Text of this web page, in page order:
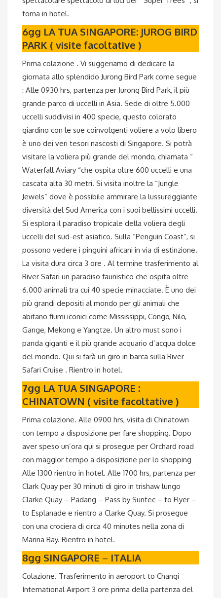
torna in hotel.
6gg LA TUA SINGAPORE: JUROG BIRD
PARK ( visite facoltative )
Prima colazione . Vi suggeriamo di dedicare la
giornata allo splendido Jurong Bird Park come segue
: Alle 0930 hrs, partenza per Jurong Bird Park, il più
grande parco di uccelli in Asia. Sede di oltre 5.000
uccelli suddivisi in 400 specie, questo colorato
giardino con le sue coinvolgenti voliere a volo libero
è uno dei veri tesori nascosti di Singapore. Si potrà
visitare la voliera più grande del mondo, chiamata “
Waterfall Aviary “che ospita oltre 600 uccelli e una
cascata alta 30 metri. Si visita inoltre la “Jungle
Jewels” dove è possibile ammirare la lussureggiante
diversità del Sud America con i suoi bellissimi uccelli.
Si esplora il paradiso tropicale della voliera degli
uccelli del sud-est asiatico. Sulla “Penguin Coast”, si
possono vedere i pinguini africani in via di estinzione.
La visita dura circa 3 ore . Al termine trasferimento al
River Safari un paradiso faunistico che ospita oltre
6.000 animali tra cui 40 specie minacciate. È uno dei
più grandi depositi al mondo per gli animali che
abitano fiumi iconici come Mississippi, Congo, Nilo,
Gange, Mekong e Yangtze. Un altro must sono i
panda giganti e il più grande acquario d’acqua dolce
del mondo. Qui si farà un giro in barca sulla River
Safari Cruise . Rientro in hotel.
7gg LA TUA SINGAPORE :
CHINATOWN ( visite facoltative )
Prima colazione. Alle 0900 hrs, visita di Chinatown
con tempo a disposizione per fare shopping. Dopo
aver speso un’ora qui si prosegue per Orchard road
con maggior tempo a disposizione per lo shopping
Alle 1300 rientro in hotel. Alle 1700 hrs, partenza per
Clark Quay per 30 minuti di giro in trishaw lungo
Clarke Quay – Padang – Pass by Suntec – to Flyer –
to Esplanade e rientro a Clarke Quay. Si prosegue
con una crociera di circa 40 minutes nella zona di
Marina Bay. Rientro in hotel.
8gg SINGAPORE – ITALIA
Colazione. Trasferimento in aeroport to Changi
International Airport 3 ore prima della partenza del